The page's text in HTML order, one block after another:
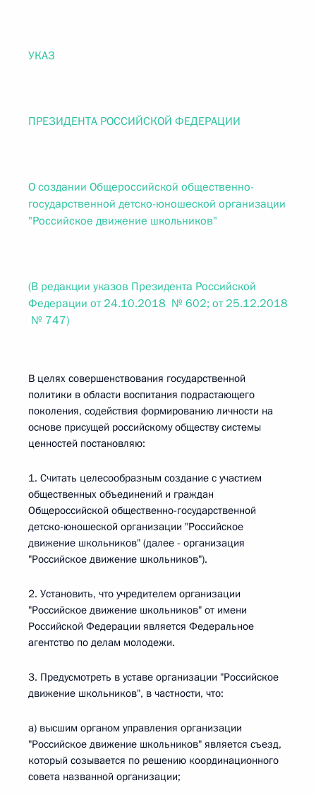
УКАЗ
ПРЕЗИДЕНТА РОССИЙСКОЙ ФЕДЕРАЦИИ
О создании Общероссийской общественно-
государственной детско-юношеской организации
"Российское движение школьников"
(В редакции указов Президента Российской
Федерации от 24.10.2018 № 602; от 25.12.2018
№ 747)
В целях совершенствования государственной
политики в области воспитания подрастающего
поколения, содействия формированию личности на
основе присущей российскому обществу системы
ценностей постановляю:
1. Считать целесообразным создание с участием
общественных объединений и граждан
Общероссийской общественно-государственной
детско-юношеской организации "Российское
движение школьников" (далее - организация
"Российское движение школьников").
2. Установить, что учредителем организации
"Российское движение школьников" от имени
Российской Федерации является Федеральное
агентство по делам молодежи.
3. Предусмотреть в уставе организации "Российское
движение школьников", в частности, что:
а) высшим органом управления организации
"Российское движение школьников" является съезд,
который созывается по решению координационного
совета названной организации;